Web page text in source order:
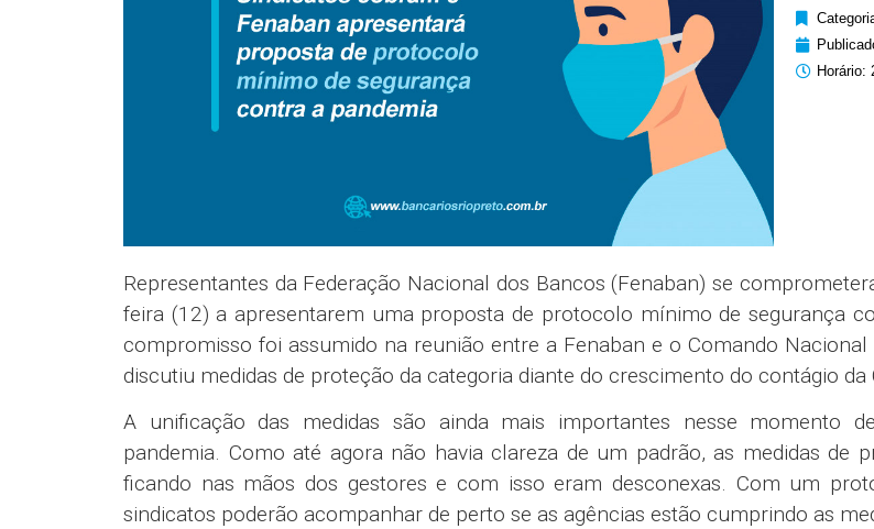
Horário:
Representantes da Federação Nacional dos Bancos (Fenaban) se
feira (12) a apresentarem uma proposta de protocolo mínimo de segurança
compromisso foi assumido na reunião entre a Fenaban e o Comando Nacional
discutiu medidas de proteção da categoria diante do crescimento do contágio da
A unificação das medidas são ainda mais importantes nesse momento
pandemia. Como até agora não havia clareza de um padrão, as medidas de
ficando nas mãos dos gestores e com isso eram desconexas. Com um
sindicatos poderão acompanhar de perto se as agências estão cumprindo as